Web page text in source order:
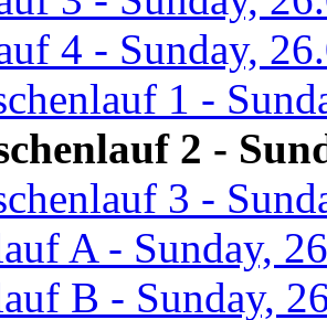
3 - Sunday,
4 - Sunday,
1 -
2 -
3 -
A - Sunday,